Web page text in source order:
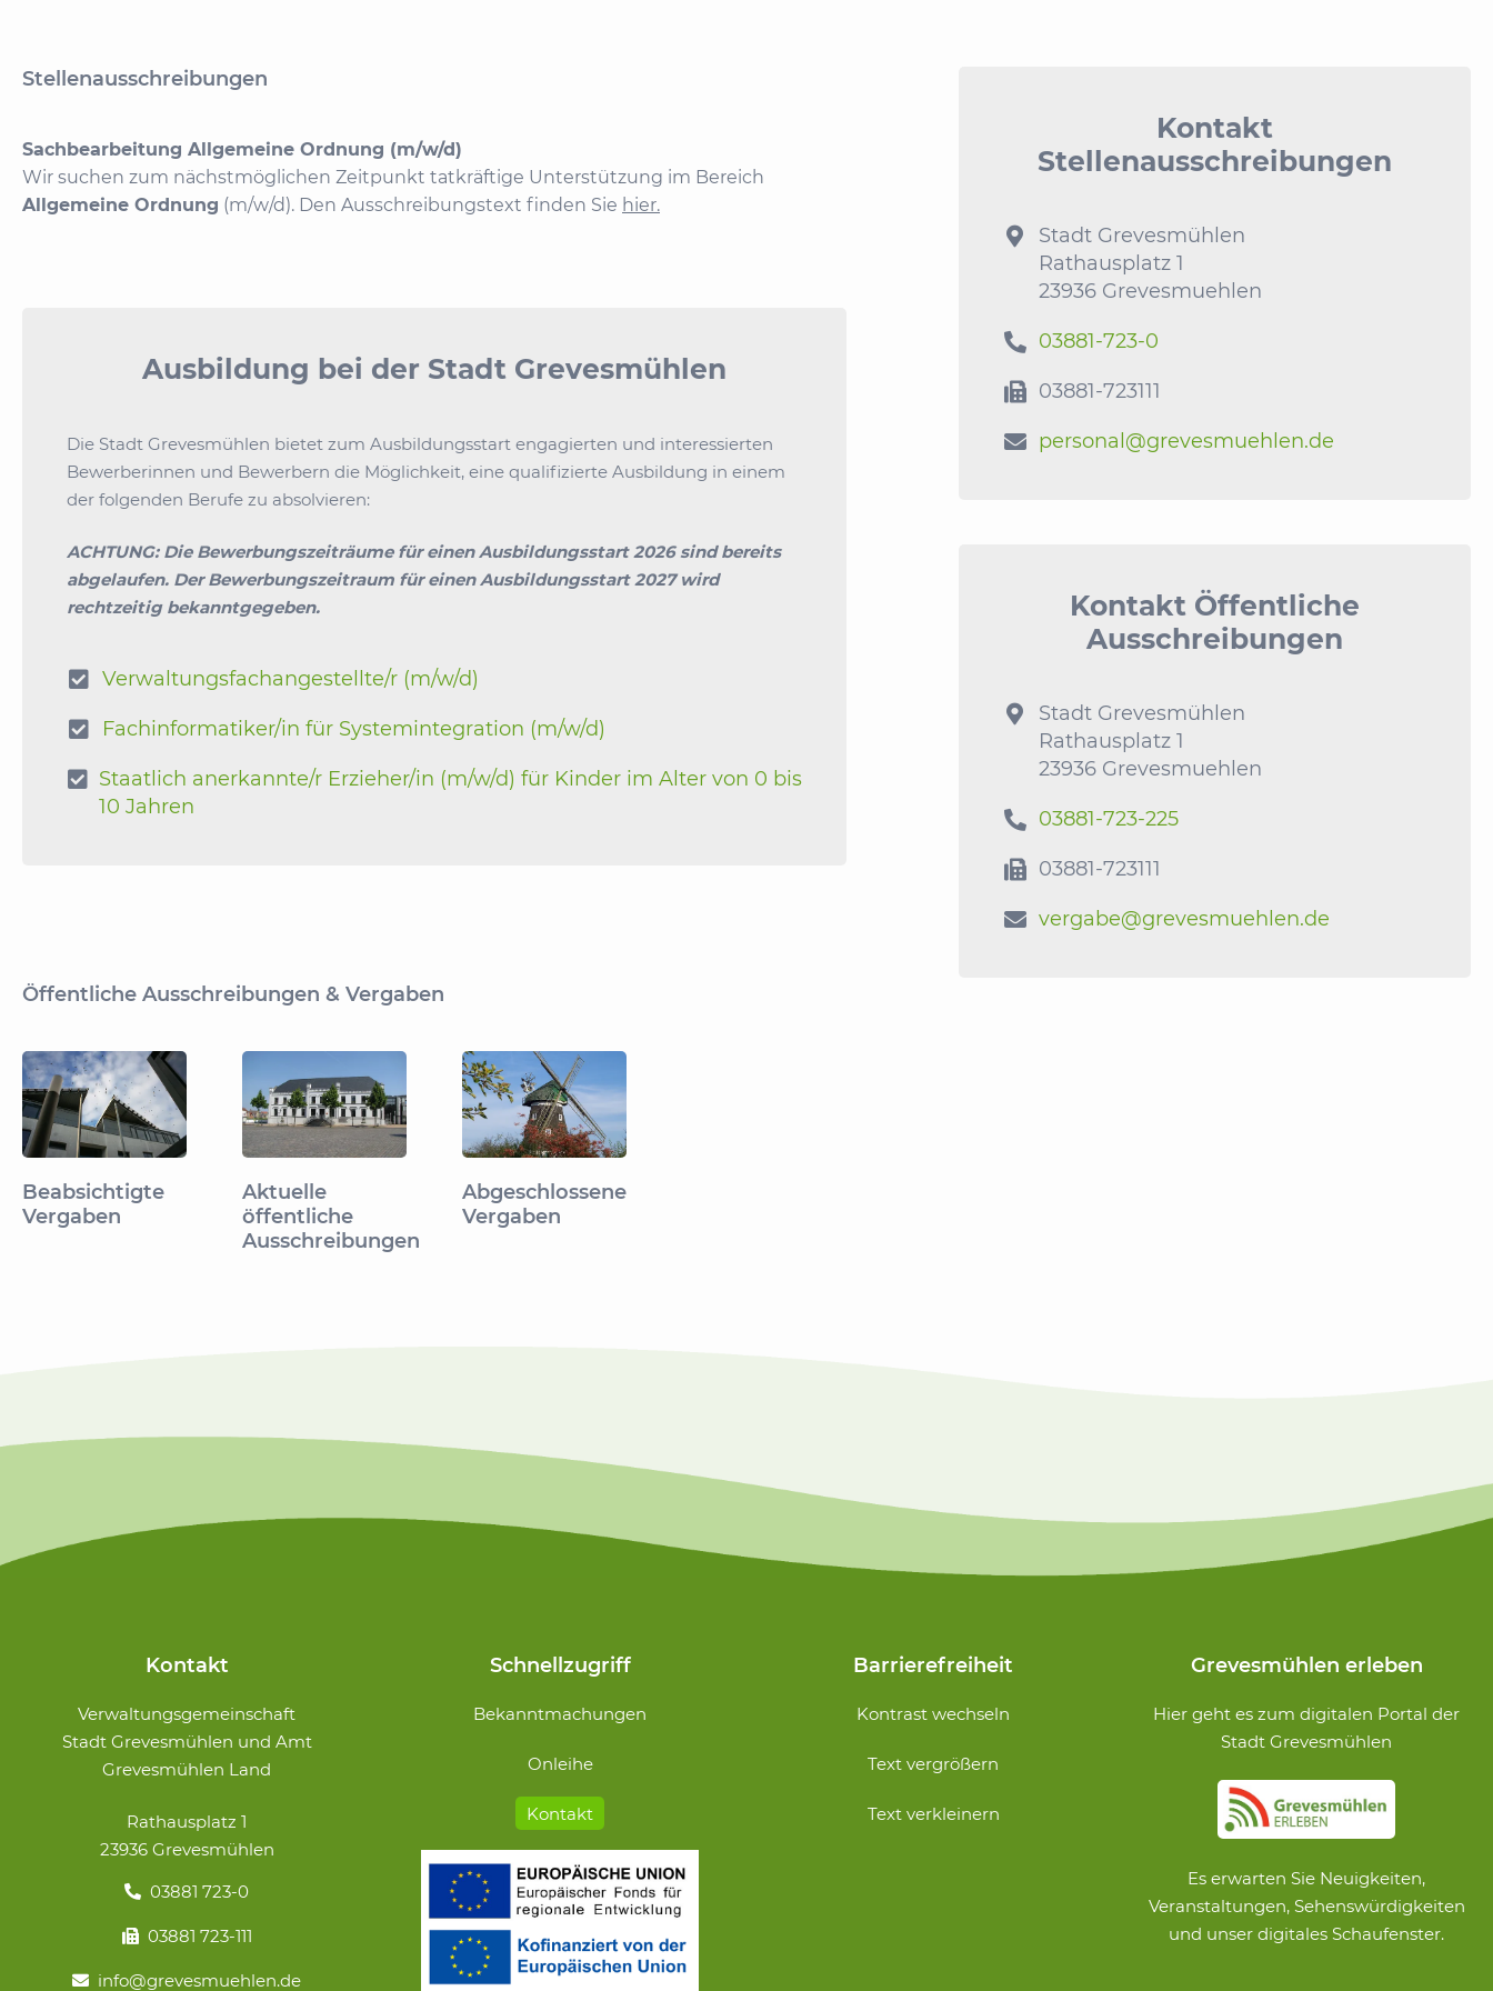
Stellenausschreibungen
Sachbearbeitung Allgemeine Ordnung (m/w/d)
Wir suchen zum nächstmöglichen Zeitpunkt tatkräftige Unterstützung im Bereich
Allgemeine Ordnung (m/w/d). Den Ausschreibungstext finden Sie hier.
Ausbildung bei der Stadt Grevesmühlen
Die Stadt Grevesmühlen bietet zum Ausbildungsstart engagierten und interessierten
Bewerberinnen und Bewerbern die Möglichkeit, eine qualifizierte Ausbildung in einem
der folgenden Berufe zu absolvieren:
ACHTUNG: Die Bewerbungszeiträume für einen Ausbildungsstart 2026 sind bereits
abgelaufen. Der Bewerbungszeitraum für einen Ausbildungsstart 2027 wird
rechtzeitig bekanntgegeben.
 Verwaltungsfachangestellte/r (m/w/d)
 Fachinformatiker/in für Systemintegration (m/w/d)

Staatlich anerkannte/r Erzieher/in (m/w/d) für Kinder im Alter von 0 bis
10 Jahren
Öffentliche Ausschreibungen & Vergaben
Beabsichtigte
Vergaben
Aktuelle
öffentliche
Ausschreibungen
Abgeschlossene
Vergaben
Kontakt
Stellenausschreibungen

Stadt Grevesmühlen
Rathausplatz 1
23936 Grevesmuehlen
 03881-723-0
 03881-723111
 personal@grevesmuehlen.de
Kontakt Öffentliche
Ausschreibungen

Stadt Grevesmühlen
Rathausplatz 1
23936 Grevesmuehlen
 03881-723-225
 03881-723111
 vergabe@grevesmuehlen.de
Kontakt
Verwaltungsgemeinschaft
Stadt Grevesmühlen und Amt
Grevesmühlen Land
Rathausplatz 1
23936 Grevesmühlen
03881 723-0
03881 723-111
info@grevesmuehlen.de
Schnellzugriff
NavigationBekanntmachungen
Onleihe
Kontakt
Barrierefreiheit
Kontrast wechseln
Text vergrößern
Text verkleinern
Grevesmühlen erleben
Hier geht es zum digitalen Portal der
Stadt Grevesmühlen
Es erwarten Sie Neuigkeiten,
Veranstaltungen, Sehenswürdigkeiten
und unser digitales Schaufenster.